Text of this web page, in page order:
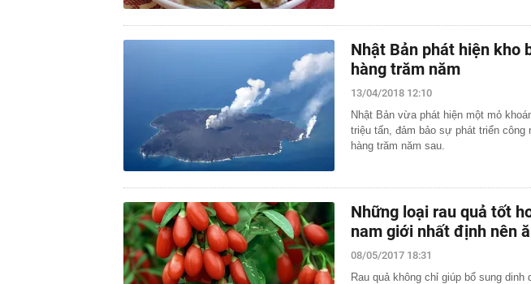
Nhật Bản phát hiện kho
hàng trăm năm
13/04/2018 12:10
Nhật Bản vừa phát hiện một mỏ
triệu tấn, đảm bảo sự phát triển công
hàng trăm năm sau.
Những loại rau quả tốt
nam giới nhất định nên
08/05/2017 18:31
Rau quả không chỉ giúp bổ sung